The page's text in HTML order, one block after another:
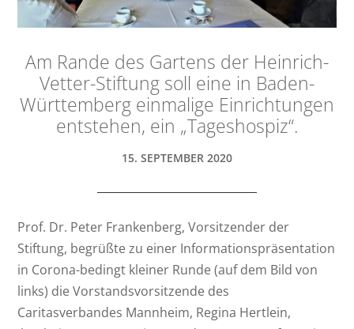
Am Rande des Gartens der Heinrich-
Vetter-Stiftung soll eine in Baden-
Württemberg einmalige Einrichtungen
entstehen, ein „Tageshospiz“.
15. SEPTEMBER 2020
Prof. Dr. Peter Frankenberg, Vorsitzender der
Stiftung, begrüßte zu einer Informationspräsentation
in Corona-bedingt kleiner Runde (auf dem Bild von
links) die Vorstandsvorsitzende des
Caritasverbandes Mannheim, Regina Hertlein,